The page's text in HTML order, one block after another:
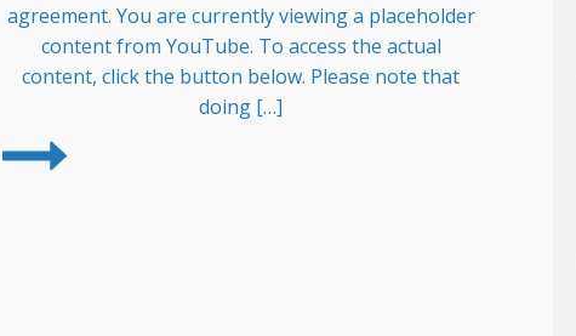
agreement. You are currently viewing a placeholder
content from YouTube. To access the actual
content, click the button below. Please note that
doing […]